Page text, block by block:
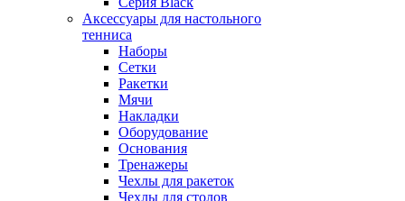
Аксессуары для настольного
тенниса
Наборы
Сетки
Ракетки
Мячи
Накладки
Оборудование
Основания
Тренажеры
Чехлы для ракеток
Чехлы для столов